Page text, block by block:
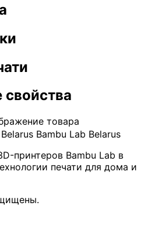
Bambu Lab Belarus
принтеров Bambu Lab в
печати для дома и